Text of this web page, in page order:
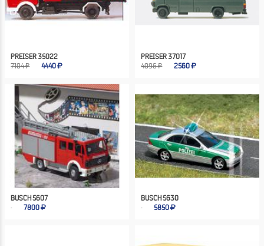
PREISER 35022
7104 ₽
4440
PREISER 37017
4096 ₽
2560
BUSCH 5607
7800
BUSCH 5630
5850